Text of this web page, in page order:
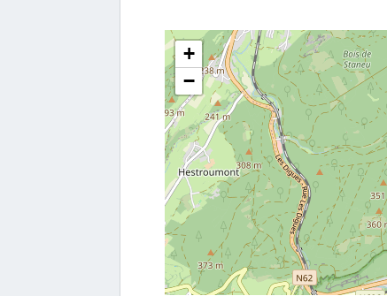
+
−